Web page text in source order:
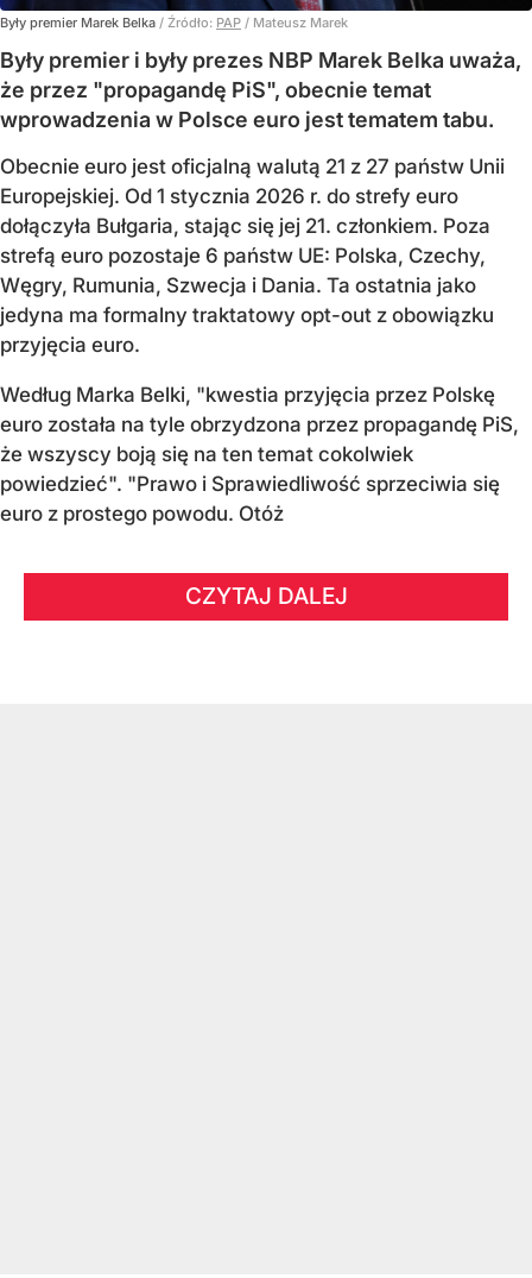
Były premier Marek Belka / Źródło: PAP / Mateusz Marek
Były premier i były prezes NBP Marek Belka uważa,
że przez "propagandę PiS", obecnie temat
wprowadzenia w Polsce euro jest tematem tabu.
Obecnie euro jest oficjalną walutą 21 z 27 państw Unii
Europejskiej. Od 1 stycznia 2026 r. do strefy euro
dołączyła Bułgaria, stając się jej 21. członkiem. Poza
strefą euro pozostaje 6 państw UE: Polska, Czechy,
Węgry, Rumunia, Szwecja i Dania. Ta ostatnia jako
jedyna ma formalny traktatowy opt-out z obowiązku
przyjęcia euro.
Według Marka Belki, "kwestia przyjęcia przez Polskę
euro została na tyle obrzydzona przez propagandę PiS,
że wszyscy boją się na ten temat cokolwiek
powiedzieć". "Prawo i Sprawiedliwość sprzeciwia się
euro z prostego powodu. Otóż
CZYTAJ DALEJ